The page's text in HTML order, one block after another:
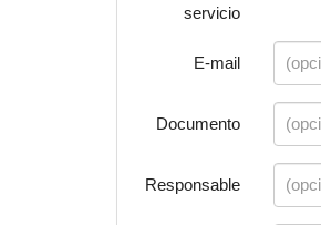
servicio
E-mail
Documento
Responsable